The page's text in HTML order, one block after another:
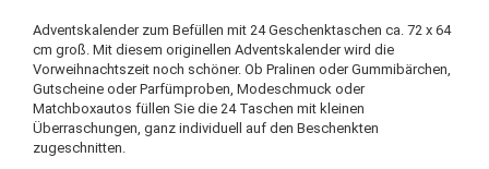
Adventskalender zum Befüllen mit 24 Geschenktaschen ca. 72 x 64
cm groß. Mit diesem originellen Adventskalender wird die
Vorweihnachtszeit noch schöner. Ob Pralinen oder Gummibärchen,
Gutscheine oder Parfümproben, Modeschmuck oder
Matchboxautos füllen Sie die 24 Taschen mit kleinen
Überraschungen, ganz individuell auf den Beschenkten
zugeschnitten.